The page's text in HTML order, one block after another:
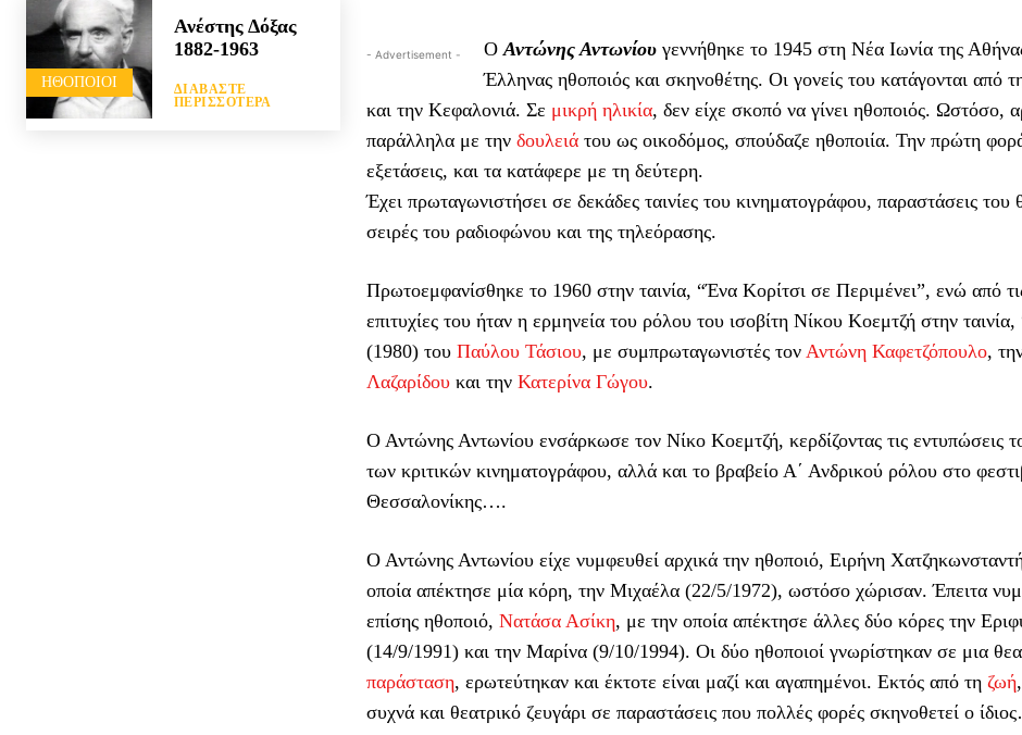
HΘΟΠΟΙΟΊ
Ανέστης Δόξας
1882-1963
ΔΙΑΒΆΣΤΕ
ΠΕΡΙΣΣΌΤΕΡΑ
- Advertisement - Ο Αντώνης Αντωνίουγεννήθηκε το 1945 στη Νέα Ιωνία της Αθήνας
Έλληνας ηθοποιός και σκηνοθέτης. Οι γονείς του κατάγονται από
και την Κεφαλονιά. Σε μικρή ηλικία, δεν είχε σκοπό να γίνει ηθοποιός. Ωστόσο,
παράλληλα με την δουλειάτου ως οικοδόμος, σπούδαζε ηθοποιία. Την πρώτη
εξετάσεις, και τα κατάφερε με τη δεύτερη.
Έχει πρωταγωνιστήσει σε δεκάδες ταινίες του κινηματογράφου, παραστάσεις του
σειρές του ραδιοφώνου και της τηλεόρασης.
Πρωτοεμφανίσθηκε το 1960 στην ταινία, “Ένα Κορίτσι σε Περιμένει”, ενώ από
επιτυχίες του ήταν η ερμηνεία του ρόλου του ισοβίτη Νίκου Κοεμτζή στην ταινία,
(1980) του Παύλου Τάσιου, με συμπρωταγωνιστές τον Αντώνη Καφετζόπουλο,
Λαζαρίδουκαι την Κατερίνα Γώγου.
Ο Αντώνης Αντωνίου ενσάρκωσε τον Νίκο Κοεμτζή, κερδίζοντας τις εντυπώσεις
των κριτικών κινηματογράφου, αλλά και το βραβείο Α΄ Ανδρικού ρόλου στο
Θεσσαλονίκης….
Ο Αντώνης Αντωνίου είχε νυμφευθεί αρχικά την ηθοποιό, Ειρήνη
οποία απέκτησε μία κόρη, την Μιχαέλα (22/5/1972), ωστόσο χώρισαν. Έπειτα
επίσης ηθοποιό, Νατάσα Ασίκη, με την οποία απέκτησε άλλες δύο κόρες την
(14/9/1991) και την Μαρίνα (9/10/1994). Οι δύο ηθοποιοί γνωρίστηκαν σε μια
παράσταση, ερωτεύτηκαν και έκτοτε είναι μαζί και αγαπημένοι. Εκτός από τη ζωή
συχνά και θεατρικό ζευγάρι σε παραστάσεις που πολλές φορές σκηνοθετεί ο